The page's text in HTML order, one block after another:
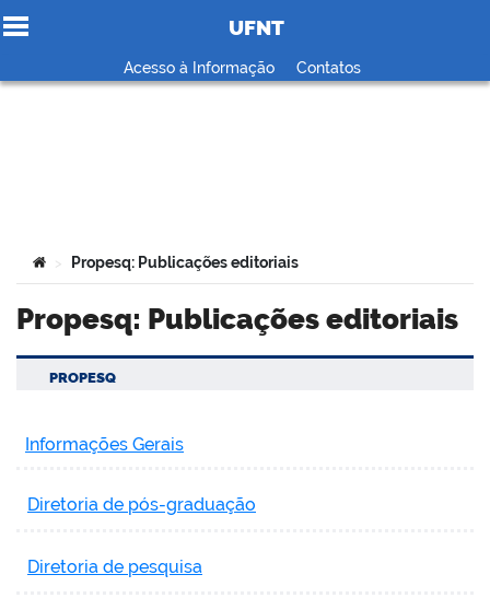
Ir para o conteúdo
UFNT
Acesso à Informação Contatos
Você está aqui:
> Propesq: Publicações editoriais
Propesq: Publicações editoriais
PROPESQ
Informações Gerais
Diretoria de pós-graduação
Diretoria de pesquisa